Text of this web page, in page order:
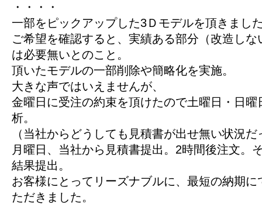
・・・・
一部をピックアップした3Ｄモデルを頂きまし
ご希望を確認すると、実績ある部分（改造しな
は必要無いとのこと。
頂いたモデルの一部削除や簡略化を実施。
大きな声ではいえませんが、
金曜日に受注の約束を頂けたので土曜日・日曜
析。
（当社からどうしても見積書が出せ無い状況だ
月曜日、当社から見積書提出。2時間後注文。
結果提出。
お客様にとってリーズナブルに、最短の納期に
ただきました。